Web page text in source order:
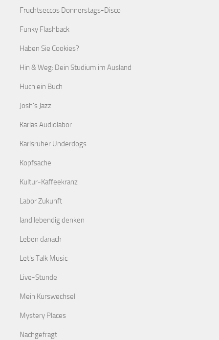
Fruchtseccos Donnerstags-Disco
Funky Flashback
Haben Sie Cookies?
Hin & Weg: Dein Studium im Ausland
Huch ein Buch
Josh's Jazz
Karlas Audiolabor
Karlsruher Underdogs
Kopfsache
Kultur-Kaffeekranz
Labor Zukunft
land.lebendig denken
Leben danach
Let's Talk Music
Live-Stunde
Mein Kurswechsel
Mystery Places
Nachgefragt